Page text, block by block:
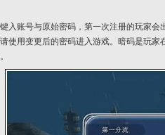
入账号与原始密码，第一次注册的玩家
使用变更后的密码进入游戏。暗码是玩